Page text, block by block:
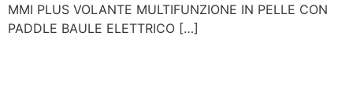
MMI PLUS VOLANTE MULTIFUNZIONE IN PELLE CON
PADDLE BAULE ELETTRICO […]